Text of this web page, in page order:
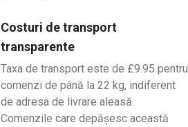
Costuri de transport
transparente
Taxa de transport este de £9.95 pentru
comenzi de până la 22 kg, indiferent
de adresa de livrare aleasă.
Comenzile care depășesc această